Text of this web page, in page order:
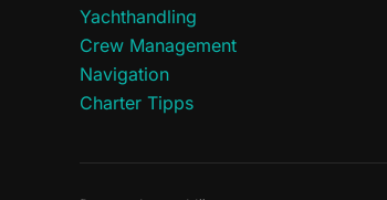
Yachthandling
Crew Management
Navigation
Charter Tipps